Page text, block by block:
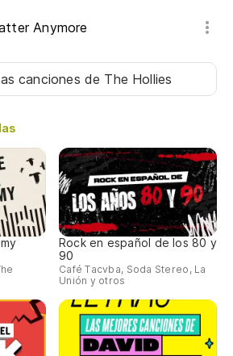
Anymore
canciones de The Hollies
Rock en español de los 80 y
90
Café Tacvba, Soda Stereo, La
Unión y otros